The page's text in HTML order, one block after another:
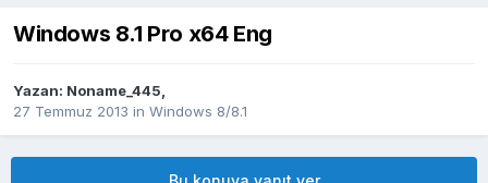
Windows 8.1 Pro x64 Eng
Yazan: Noname_445,
27 Temmuz 2013 in Windows 8/8.1